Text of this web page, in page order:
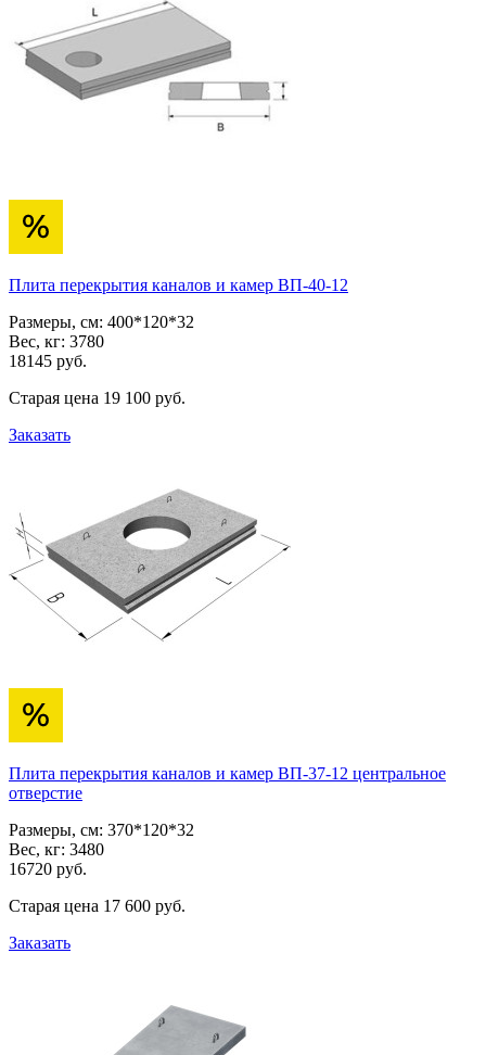
Плита перекрытия каналов и камер ВП-40-12
Размеры, см: 400*120*32
Вес, кг: 3780
18145 pуб.
Старая цена 19 100 pуб.
Заказать
Плита перекрытия каналов и камер ВП-37-12 центральное
отверстие
Размеры, см: 370*120*32
Вес, кг: 3480
16720 pуб.
Старая цена 17 600 pуб.
Заказать